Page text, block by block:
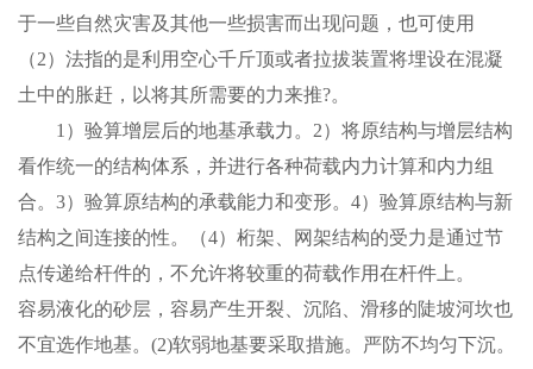
于一些自然灾害及其他一些损害而出现问题，也可使用
（2）法指的是利用空心千斤顶或者拉拔装置将埋设在混凝
土中的胀赶，以将其所需要的力来推?。
1）验算增层后的地基承载力。2）将原结构与增层结构
看作统一的结构体系，并进行各种荷载内力计算和内力组
合。3）验算原结构的承载能力和变形。4）验算原结构与新
结构之间连接的性。（4）桁架、网架结构的受力是通过节
点传递给杆件的，不允许将较重的荷载作用在杆件上。
容易液化的砂层，容易产生开裂、沉陷、滑移的陡坡河坎也
不宜选作地基。(2)软弱地基要采取措施。严防不均匀下沉。